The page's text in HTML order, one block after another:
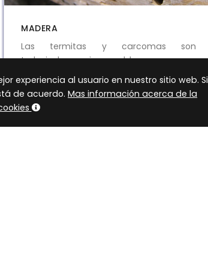
MADERA
Las termitas y carcomas son
trabajadoras incansables que van
destruyendo a su paso todo tipo de
madera tanto en vigas, pilares,
muebles, puertas, techos y cualquier
otro elemento que contenga celulosa
en ellos.
experiencia al usuario en nuestro sitio web. Si
de acuerdo. Mas información acerca de la